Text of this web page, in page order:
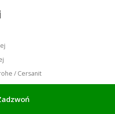
/ Cersanit